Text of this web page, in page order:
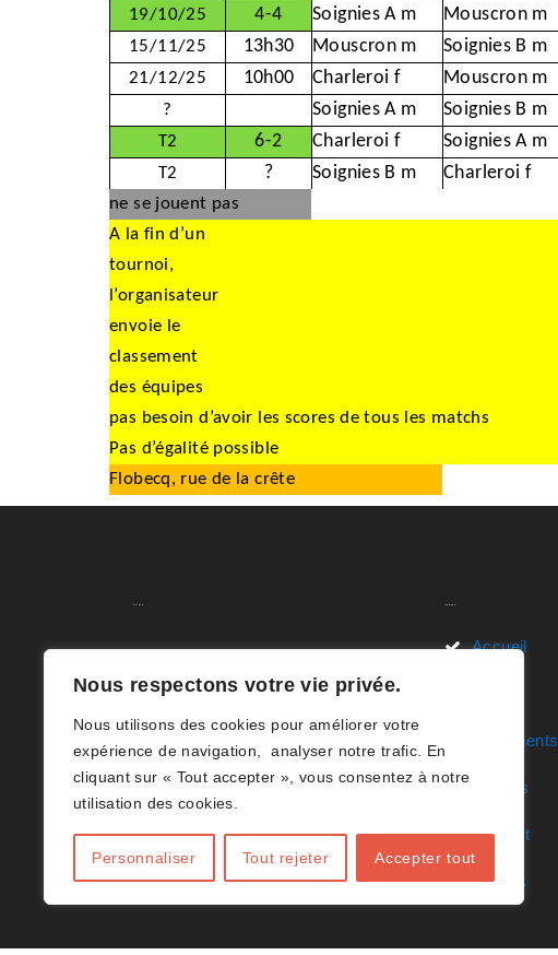
Nous respectons votre vie privée.
Nous utilisons des cookies pour améliorer votre
expérience de navigation, analyser notre trafic. En
cliquant sur « Tout accepter », vous consentez à notre
utilisation des cookies.
Personnaliser Tout rejeter Accepter tout
19/10/25 4-4 Soignies A m Mouscron m
15/11/25 13h30 Mouscron m Soignies B m
21/12/25 10h00 Charleroi f Mouscron m
? Soignies A m Soignies B m
T2 6-2 Charleroi f Soignies A m
T2 ? Soignies B m Charleroi f
ne se jouent pas
A la fin d’un
tournoi,
l’organisateur
envoie le
classement
des équipes
pas besoin d’avoir les scores de tous les matchs
Pas d’égalité possible
Flobecq, rue de la crête
des Clubs de Volley-ball en Hainaut
(B)(ACHVB). Votre destination en
ligne dédiée à tout ce qui concerne
Accueil
Documents
Articles
Contact
Jeunes